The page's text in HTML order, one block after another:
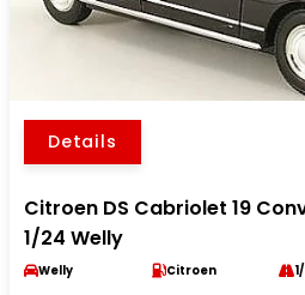
Details
Citroen DS Cabriolet 19
1/24 Welly
Welly Citroen